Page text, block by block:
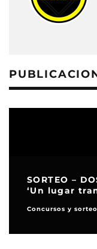
‘Un lugar
fecha de
Noticias